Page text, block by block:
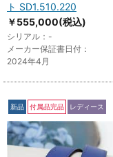
ト SD1.510.220
￥555,000(税込)
シリアル：-
メーカー保証書日付：
2024年4月
新品 付属品完品 レディース